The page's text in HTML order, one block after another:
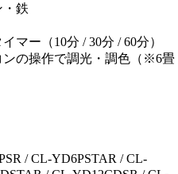
鉄
マー（10分 / 30分 / 60分）
の操作で調光・調色（※6畳
/ CL-YD6PSTAR / CL-